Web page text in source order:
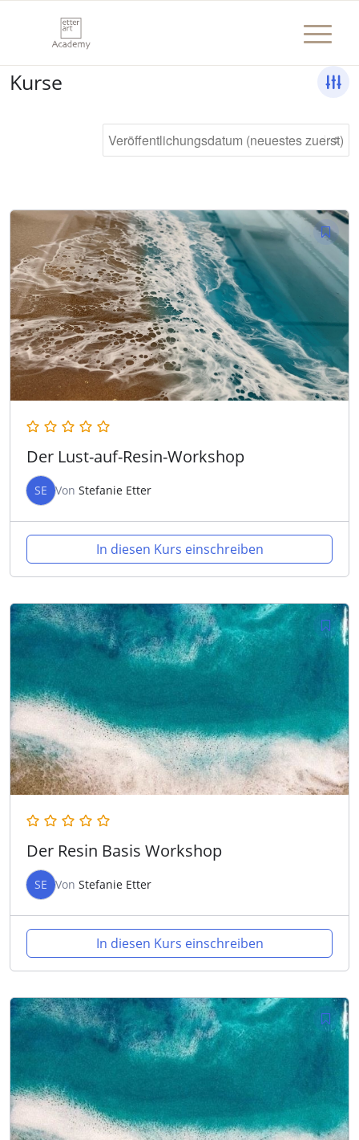
Kurse
Der Lust-auf-Resin-Workshop
SE Von Stefanie Etter
In diesen Kurs einschreiben
Der Resin Basis Workshop
SE Von Stefanie Etter
In diesen Kurs einschreiben